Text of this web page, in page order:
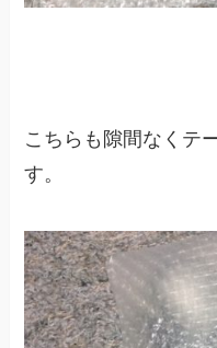
こちらも隙間なくテ
す。